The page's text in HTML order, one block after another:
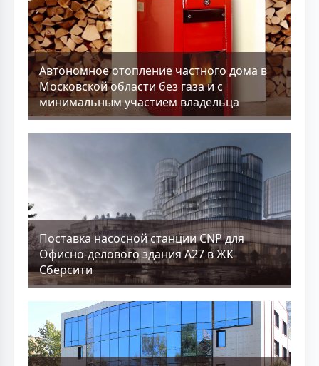
Aвтономное отопление частного дома в
Московской области без газа и с
минимальным участием владельца
Поставка насосной станции CNP для
Офисно-делового здания А27 в ЖК
Сберсити